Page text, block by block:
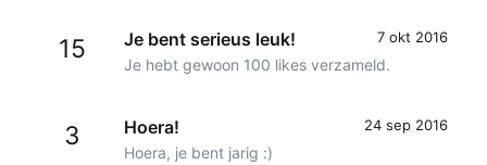
15 7 okt 2016
Je bent serieus leuk!
Je hebt gewoon 100 likes verzameld.
3 24 sep 2016
Hoera!
Hoera, je bent jarig :)